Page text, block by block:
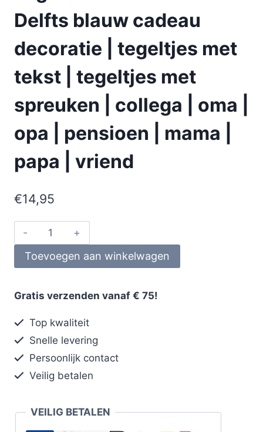
Delfts blauw cadeau
decoratie | tegeltjes met
tekst | tegeltjes met
spreuken | collega | oma |
opa | pensioen | mama |
papa | vriend
€14,95
Toevoegen aan winkelwagen
Gratis verzenden vanaf € 75!
Top kwaliteit
Snelle levering
Persoonlijk contact
Veilig betalen
VEILIG BETALEN